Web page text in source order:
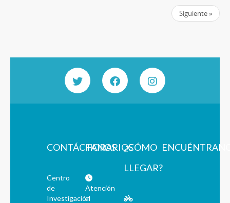
Siguiente »
CONTÁCTANOS
Centro
de
Investigación
HORARIOS
Atención
al
¿CÓMO
LLEGAR?